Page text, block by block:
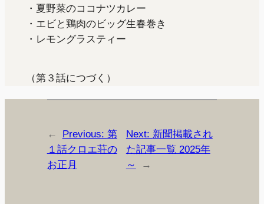
・夏野菜のココナツカレー
・エビと鶏肉のビッグ生春巻き
・レモングラスティー
（第３話につづく）
← Previous: 第
１話クロエ荘の
お正月
Next: 新聞掲載され
た記事一覧 2025年
～
→